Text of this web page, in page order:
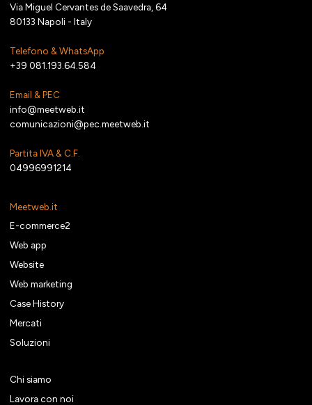
Via Miguel Cervantes de Saavedra, 64
80133 Napoli - Italy
Telefono & WhatsApp
+39 081.193.64.584
Email & PEC
info@meetweb.it
comunicazioni@pec.meetweb.it
Partita IVA & C.F.
04996991214
Meetweb.it
E-commerce2
Web app
Website
Web marketing
Case History
Mercati
Soluzioni
Chi siamo
Lavora con noi